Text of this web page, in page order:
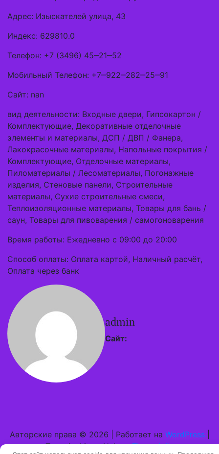
Адрес: Изыскателей улица, 43
Индекс: 629810.0
Телефон: +7 (3496) 45‒21‒52
Мобильный Телефон: +7‒922‒282‒25‒91
Сайт: nan
вид деятельности: Входные двери, Гипсокартон /
Комплектующие, Декоративные отделочные
элементы и материалы, ДСП / ДВП / Фанера,
Лакокрасочные материалы, Напольные покрытия /
Комплектующие, Отделочные материалы,
Пиломатериалы / Лесоматериалы, Погонажные
изделия, Стеновые панели, Строительные
материалы, Сухие строительные смеси,
Теплоизоляционные материалы, Товары для бань /
саун, Товары для пивоварения / самогоноварения
Время работы: Ежедневно с 09:00 до 20:00
Способ оплаты: Оплата картой, Наличный расчёт,
Оплата через банк
admin
Сайт:
Авторские права © 2026 | Работает на WordPress
Тема Architect Hub отThemeArile